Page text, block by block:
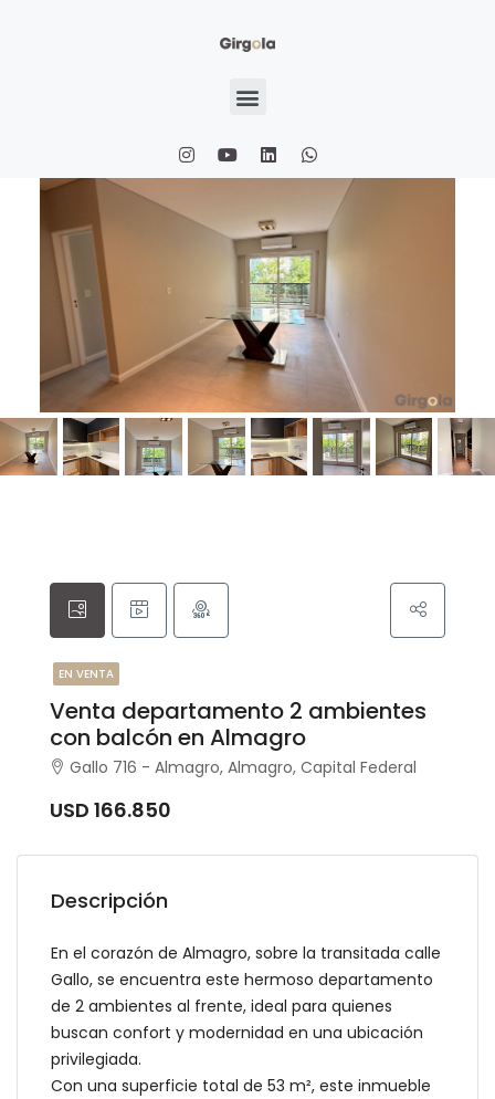
EN VENTA
Venta departamento 2 ambientes
con balcón en Almagro
Gallo 716 - Almagro, Almagro, Capital Federal
USD 166.850
Descripción
En el corazón de Almagro, sobre la transitada calle
Gallo, se encuentra este hermoso departamento
de 2 ambientes al frente, ideal para quienes
buscan confort y modernidad en una ubicación
privilegiada.
Con una superficie total de 53 m², este inmueble